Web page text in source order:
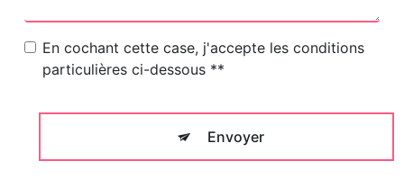
En cochant cette case, j'accepte les conditions
particulières ci-dessous **
Envoyer